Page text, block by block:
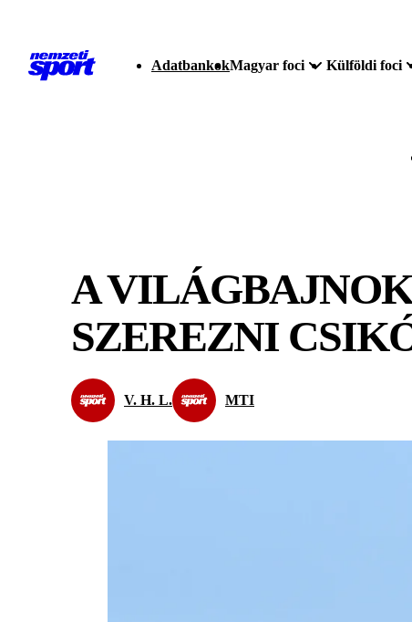
AdatbankokMagyar foci Külföldi foci
A
SZEREZNI
V. H. L. MTI